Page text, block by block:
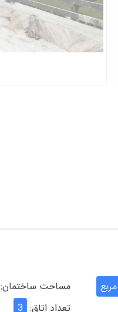
مساحت ساختمان:
تعداد اتاق: 3